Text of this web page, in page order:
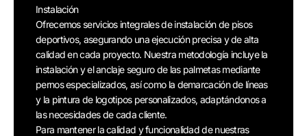
Instalación
Ofrecemos servicios integrales de instalación de pisos
deportivos, asegurando una ejecución precisa y de alta
calidad en cada proyecto. Nuestra metodología incluye la
instalación y el anclaje seguro de las palmetas mediante
pernos especializados, así como la demarcación de líneas
y la pintura de logotipos personalizados, adaptándonos a
las necesidades de cada cliente.
Para mantener la calidad y funcionalidad de nuestras